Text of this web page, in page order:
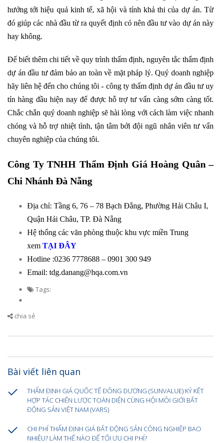
hưởng tới hiệu quả kinh tế, xã hội và tính khả thi của dự án. Từ
đó giúp các nhà đầu từ ra quyết định có nên đầu tư vào dự án này
hay không.
Để biết thêm chi tiết về quy trình thẩm định, nguyên tắc thẩm định
dự án đầu tư đảm bảo an toàn về mặt pháp lý. Quý doanh nghiệp
hãy liên hệ đến cho chúng tôi - công ty thẩm định dự án đầu tư uy
tín hàng đầu hiện nay để được hỗ trợ tư vấn càng sớm càng tốt.
Chắc chắn quý doanh nghiệp sẽ hài lòng với cách làm việc nhanh
chóng và hỗ trợ nhiệt tình, tận tâm bởi đội ngũ nhân viên tư vấn
chuyên nghiệp của chúng tôi.
Công Ty TNHH Thẩm Định Giá Hoàng Quân –
Chi Nhánh Đà Nẵng
Địa chỉ: Tầng 6, 76 – 78 Bạch Đằng, Phường Hải Châu I,
Quận Hải Châu, TP. Đà Nẵng
Hệ thống các văn phòng thuộc khu vực miền Trung
xem TẠI ĐÂY
Hotline :0236 7778688 – 0901 300 949
Email: tdg.danang@hqa.com.vn
Tags:
chia sẻ
Bài viết liên quan
THẨM ĐỊNH GIÁ QUỐC TẾ ĐÔNG DƯƠNG (SUNVALUE) KÝ KẾT
HỢP TÁC CHIẾN LƯỢC TOÀN DIỆN CÙNG HỘI MÔI GIỚI BẤT
ĐỘNG SẢN VIỆT NAM (VARS)
CHI PHÍ THẨM ĐỊNH GIÁ BẤT ĐỘNG SẢN CÔNG NGHIỆP BAO
NHIÊU? LÀM THẾ NÀO ĐỂ TỐI ƯU CHI PHÍ?